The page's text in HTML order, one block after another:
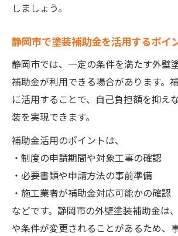
しましょう。
静岡市で塗装補助金を活用するポイ
静岡市では、一定の条件を満たす外壁
補助金が利用できる場合があります。
に活用することで、自己負担額を抑え
装を実現できます。
補助金活用のポイントは、
・制度の申請期間や対象工事の確認
・必要書類や申請方法の事前準備
・施工業者が補助金対応可能かの確認
などです。静岡市の外壁塗装補助金は
や条件が変更されることがあるため、